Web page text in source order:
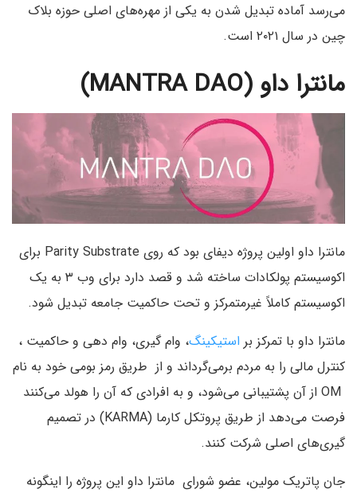
می‌رسد آماده تبدیل شدن به یکی از مهره‌های اصلی حوزه بلاک
چین در سال ۲۰۲۱ است.
مانترا داو (MANTRA DAO)
مانترا داو اولین پروژه دیفای بود که روی Parity Substrate برای
اکوسیستم پولکادات ساخته شد و قصد دارد برای وب ۳ به یک
اکوسیستم کاملاً غیرمتمرکز و تحت حاکمیت جامعه تبدیل شود.
مانترا داو با تمرکز بر استیکینگ، وام گیری، وام دهی و حاکمیت ،
کنترل مالی را به مردم بر‌می‌گرداند و از طریق رمز بومی خود به نام
OM از آن پشتیبانی می‌شود، و به افرادی که آن را هولد می‌کنند
فرصت می‌دهد از طریق پروتکل کارما (KARMA) در تصمیم
گیری‌های اصلی شرکت کنند.
جان پاتریک مولین، عضو شورای مانترا داو این پروژه را اینگونه